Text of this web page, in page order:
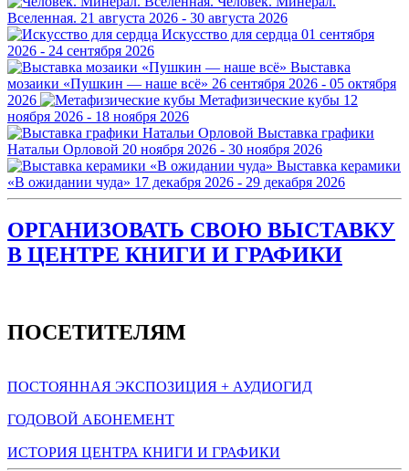
Вселенная. 21 августа 2026 - 30 августа 2026
Искусство для сердца 01 сентября
2026 - 24 сентября 2026
Выставка
мозаики «Пушкин — наше всё» 26 сентября 2026 - 05 октября
2026
Метафизические кубы 12
ноября 2026 - 18 ноября 2026
Выставка графики
Натальи Орловой 20 ноября 2026 - 30 ноября 2026
Выставка керамики
«В ожидании чуда» 17 декабря 2026 - 29 декабря 2026
ОРГАНИЗОВАТЬ СВОЮ ВЫСТАВКУ
В ЦЕНТРЕ КНИГИ И ГРАФИКИ
ПОСЕТИТЕЛЯМ
ПОСТОЯННАЯ ЭКСПОЗИЦИЯ + АУДИОГИД
ГОДОВОЙ АБОНЕМЕНТ
ИСТОРИЯ ЦЕНТРА КНИГИ И ГРАФИКИ